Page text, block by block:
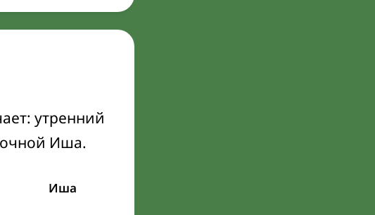
утренний
Иша.
Иша